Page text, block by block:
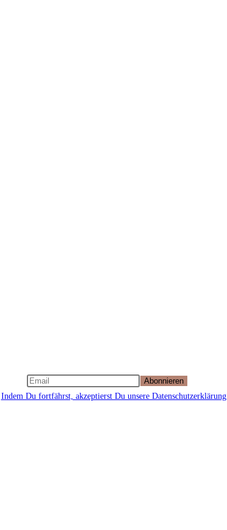
Indem Du fortfährst, akzeptierst Du unsere Datenschutzerklärung.